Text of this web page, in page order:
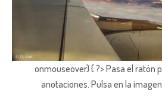
onmouseover) { ?> Pasa el ratón
anotaciones. Pulsa en la